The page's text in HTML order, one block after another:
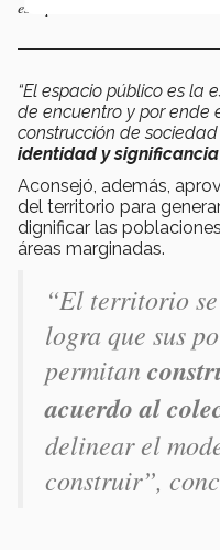
esto permitirá la construcción
“El espacio público es la
de encuentro y por ende
construcción de
identidad y significancia
Aconsejó, además,
del territorio para
dignificar las
áreas marginadas.
“El territorio
logra que sus
permitan
acuerdo al
delinear el
construir”,